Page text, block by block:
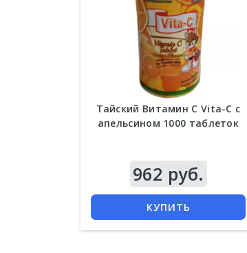
Тайский Витамин С Vita-C с
апельсином 1000 таблеток
962 руб.
КУПИТЬ